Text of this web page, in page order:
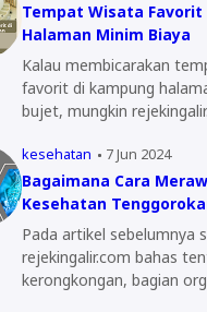
Tempat Wisata Favorit
Halaman Minim Biaya
Kalau membicarakan
favorit di kampung
kesehatan 7 Jun 2024
Bagaimana Cara
Kesehatan
Pada artikel sebelumnya
rejekingalir.com bahas tentang
kerongkongan, bagian